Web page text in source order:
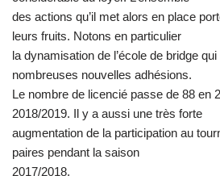
des actions qu’il met alors en place
leurs fruits. Notons en particulier
la dynamisation de l’école de bridge
nombreuses nouvelles adhésions.
Le nombre de licencié passe de 88 en
2018/2019. Il y a aussi une très forte
augmentation de la participation au
paires pendant la saison
2017/2018.